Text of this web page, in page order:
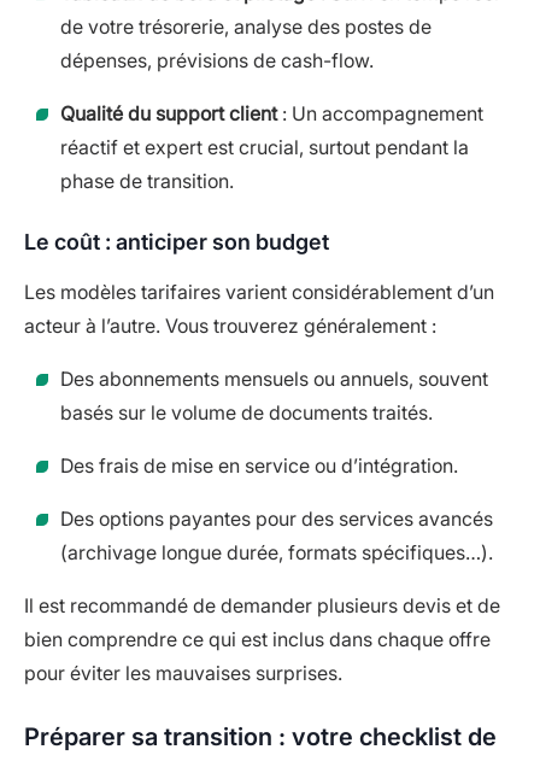
de votre trésorerie, analyse des postes de
dépenses, prévisions de cash-flow.
Qualité du support client: Un accompagnement
réactif et expert est crucial, surtout pendant la
phase de transition.
Le coût : anticiper son budget
Les modèles tarifaires varient considérablement d’un
acteur à l’autre. Vous trouverez généralement :
Des abonnements mensuels ou annuels, souvent
basés sur le volume de documents traités.
Des frais de mise en service ou d’intégration.
Des options payantes pour des services avancés
(archivage longue durée, formats spécifiques…).
Il est recommandé de demander plusieurs devis et de
bien comprendre ce qui est inclus dans chaque offre
pour éviter les mauvaises surprises.
Préparer sa transition : votre checklist de